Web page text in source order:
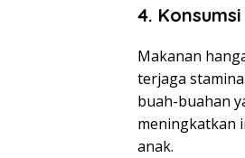
4.
Makanan
terjaga
buah-buahan
meningkatkan
anak.